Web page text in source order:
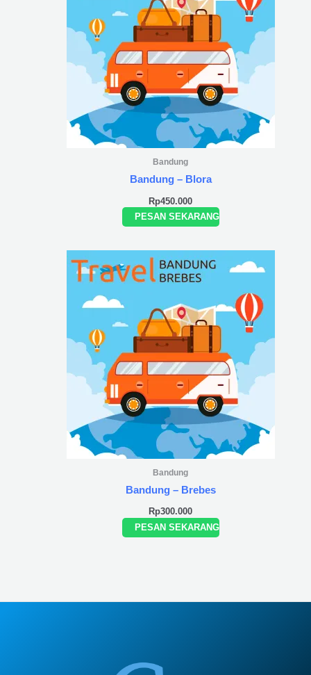
Bandung
Bandung – Blora
Rp450.000
PESAN SEKARANG
Bandung
Bandung – Brebes
Rp300.000
PESAN SEKARANG